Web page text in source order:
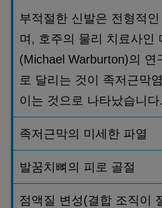
부적절한 신발은 전형적인
며 , 호주의 물리 치료사인
(Michael Warburton)의 연
로 달리는 것이 족저근막
이는 것으로 나타났습니다.
족저근막의 미세한 파열
발꿈치뼈의 피로 골절
점액질 변성(결합 조직이